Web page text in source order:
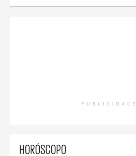
PUBLICIDADE
HORÓSCOPO